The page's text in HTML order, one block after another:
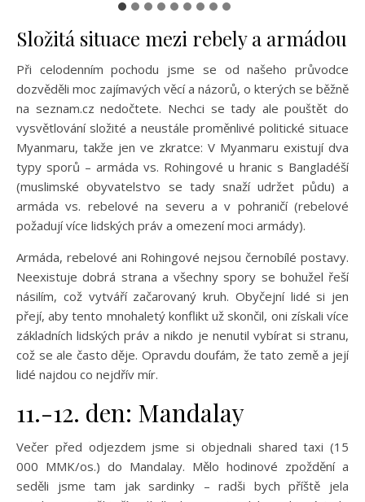
Složitá situace mezi rebely a armádou
Při celodenním pochodu jsme se od našeho průvodce
dozvěděli moc zajímavých věcí a názorů, o kterých se běžně
na seznam.cz nedočtete. Nechci se tady ale pouštět do
vysvětlování složité a neustále proměnlivé politické situace
Myanmaru, takže jen ve zkratce: V Myanmaru existují dva
typy sporů – armáda vs. Rohingové u hranic s Bangladéší
(muslimské obyvatelstvo se tady snaží udržet půdu) a
armáda vs. rebelové na severu a v pohraničí (rebelové
požadují více lidských práv a omezení moci armády).
Armáda, rebelové ani Rohingové nejsou černobílé postavy.
Neexistuje dobrá strana a všechny spory se bohužel řeší
násilím, což vytváří začarovaný kruh. Obyčejní lidé si jen
přejí, aby tento mnohaletý konflikt už skončil, oni získali více
základních lidských práv a nikdo je nenutil vybírat si stranu,
což se ale často děje. Opravdu doufám, že tato země a její
lidé najdou co nejdřív mír.
11.-12. den: Mandalay
Večer před odjezdem jsme si objednali shared taxi (15
000 MMK/os.) do Mandalay. Mělo hodinové zpoždění a
seděli jsme tam jak sardinky – radši bych příště jela